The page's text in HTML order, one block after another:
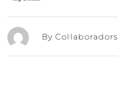
By Col·laboradors